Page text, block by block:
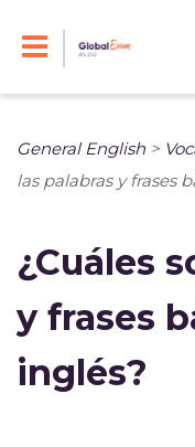
General English >
las palabras y frases
¿Cuáles
y frases
inglés?